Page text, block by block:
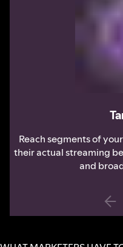
Reach segments of
their actual streaming
and